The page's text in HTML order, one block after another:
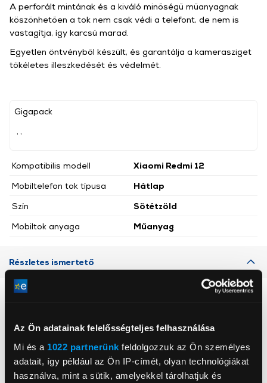
Az Ön adatainak felelősségteljes felhasználása
Mi és a 1022 partnerünk feldolgozzuk az Ön személyes
adatait, így például az Ön IP-címét, olyan technológiákat
használva, mint a sütik, amelyekkel tárolhatjuk és
Gigapack
Kompatibilis modell
Xiaomi Redmi 12
Mobiltelefon tok típusa
Hátlap
Szín
Sötétzöld
Mobiltok anyaga
Műanyag
A perforált mintának és a kiváló minőségű műanyagnak
köszönhetően a tok nem csak védi a telefont, de nem is
vastagítja, így karcsú marad.
Egyetlen öntvényből készült, és garantálja a kamerasziget
tökéletes illeszkedését és védelmét.
Részletes ismertető